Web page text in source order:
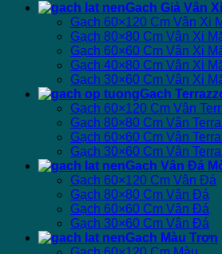
Gạch Giả Vân
Gạch 60×120 Cm Vân Xi
Gạch 80×80 Cm Vân Xi
Gạch 60×60 Cm Vân Xi
Gạch 40×80 Cm Vân Xi
Gạch 30×60 Cm Vân Xi
Gạch
Gạch 60×120 Cm Vân
Gạch 80×80 Cm Vân
Gạch 60×60 Cm Vân
Gạch 30×60 Cm Vân
Gạch Vân Đá
Gạch 60×120 Cm Vân Đá
Gạch 80×80 Cm Vân Đá
Gạch 60×60 Cm Vân Đá
Gạch 30×60 Cm Vân Đá
Gạch Màu Trơn